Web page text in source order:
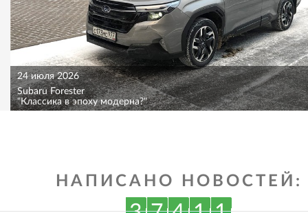
24 июля 2026
Subaru Forester
"Классика в эпоху модерна?"
НАПИСАНО НОВОСТЕЙ: